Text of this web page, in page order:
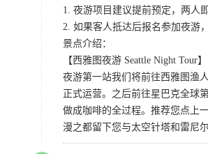
1. 夜游项目建议提前预定，两人
2. 如果客人抵达后报名参加夜游
景点介绍：
【西雅图夜游 Seattle Night Tour】
夜游第一站我们将前往西雅图渔
正式运营。之后前往星巴克全球
做成咖啡的全过程。推荐您点上
漫之都留下您与太空针塔和雷尼